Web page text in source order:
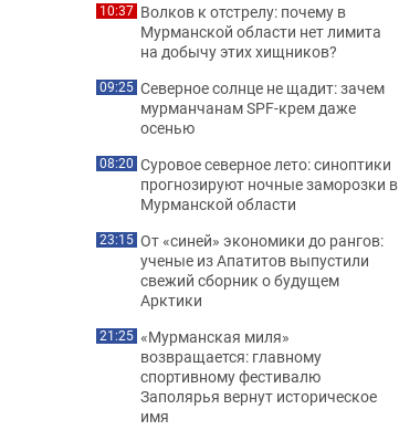
10:37 Волков к отстрелу: почему в
Мурманской области нет лимита
на добычу этих хищников?
09:25 Северное солнце не щадит: зачем
мурманчанам SPF-крем даже
осенью
08:20 Суровое северное лето: синоптики
прогнозируют ночные заморозки в
Мурманской области
23:15 От «синей» экономики до рангов:
ученые из Апатитов выпустили
свежий сборник о будущем
Арктики
21:25 «Мурманская миля»
возвращается: главному
спортивному фестивалю
Заполярья вернут историческое
имя